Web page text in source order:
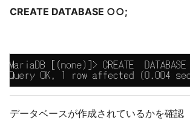
CREATE DATABASE ○○;
データベースが作成されているかを確認